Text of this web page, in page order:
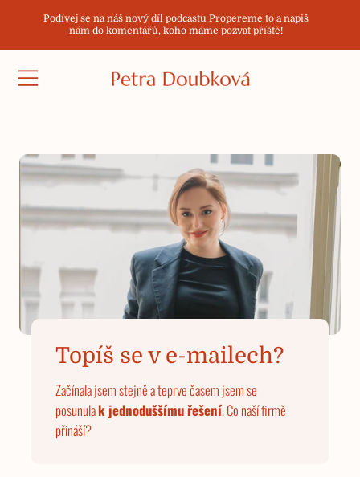
PŘEJÍT NA OBSAH
Podívej se na náš nový díl podcastu Propereme to a napiš
nám do komentářů, koho máme pozvat příště!
Topíš se v e-mailech?
Začínala jsem stejně a teprve časem jsem se
posunulak jednoduššímu řešení. Co naší firmě
přináší?